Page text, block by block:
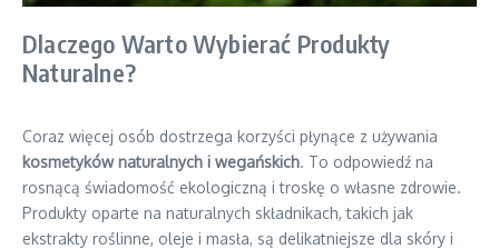
Dlaczego Warto Wybierać Produkty
Naturalne?
Coraz więcej osób dostrzega korzyści płynące z używania
kosmetyków naturalnych i wegańskich. To odpowiedź na
rosnącą świadomość ekologiczną i troskę o własne zdrowie.
Produkty oparte na naturalnych składnikach, takich jak
ekstrakty roślinne, oleje i masła, są delikatniejsze dla skóry i